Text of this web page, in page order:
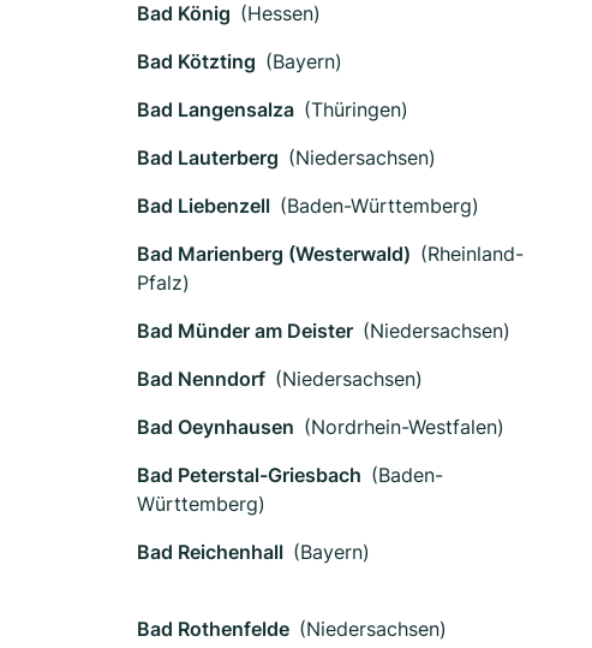
Bad König (Hessen)
Bad Kötzting (Bayern)
Bad Langensalza (Thüringen)
Bad Lauterberg (Niedersachsen)
Bad Liebenzell (Baden-Württemberg)
Bad Marienberg (Westerwald) (Rheinland-
Pfalz)
Bad Münder am Deister (Niedersachsen)
Bad Nenndorf (Niedersachsen)
Bad Oeynhausen (Nordrhein-Westfalen)
Bad Peterstal-Griesbach (Baden-
Württemberg)
Bad Reichenhall (Bayern)
Bad Rothenfelde (Niedersachsen)